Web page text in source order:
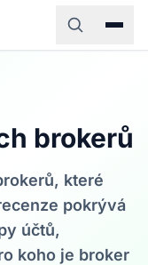
brokerů
které
pokrývá
účtů,
koho je broker